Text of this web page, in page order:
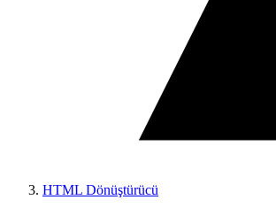
HTML Dönüştürücü